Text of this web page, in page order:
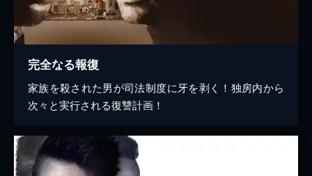
完全なる報復
家族を殺された男が司法制度に牙を剥く！独房内から
次々と実行される復讐計画！